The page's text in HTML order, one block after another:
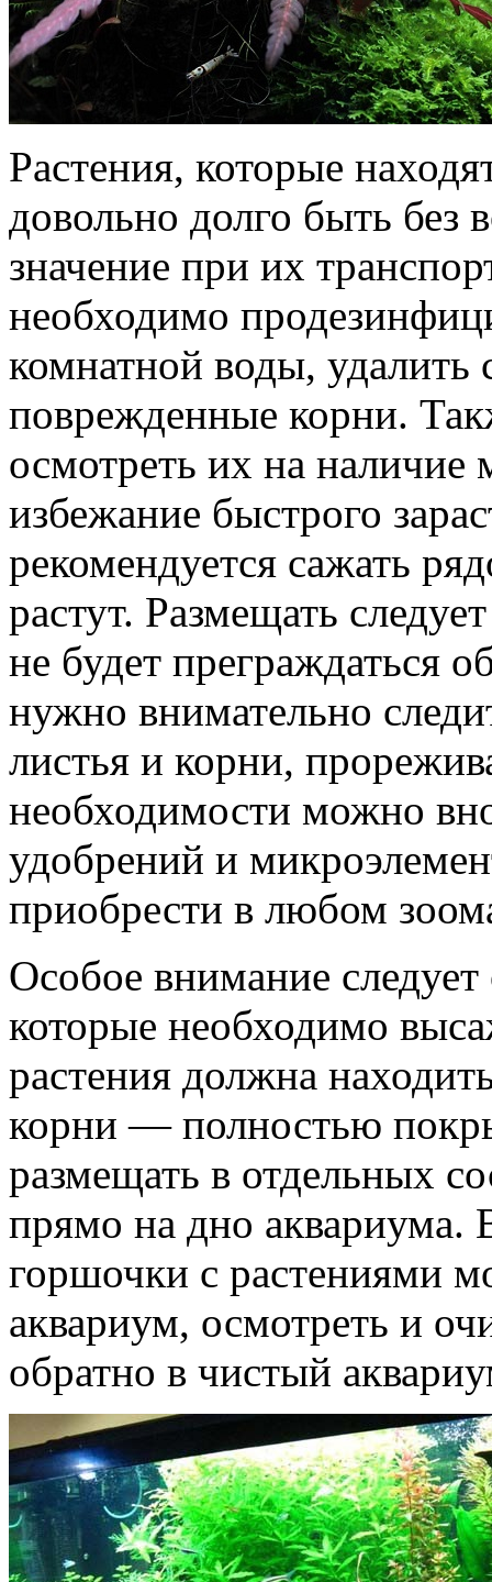
Растения, которые
довольно долго быть
значение при их
необходимо
комнатной воды, удалить
поврежденные корни.
осмотреть их на
избежание быстрого
рекомендуется сажать
растут. Размещать
не будет преграждаться
нужно внимательно
листья и корни,
необходимости можно
удобрений и
приобрести в любом
Особое внимание
которые необходимо
растения должна
корни — полностью
размещать в отдельных
прямо на дно аквариума.
горшочки с растениями
аквариум, осмотреть и
обратно в чистый